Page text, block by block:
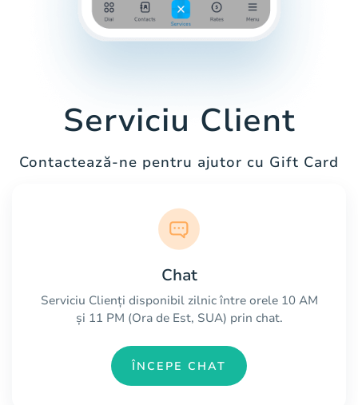
Serviciu Client
Contactează-ne pentru ajutor cu Gift Card
Chat
Serviciu Clienți disponibil zilnic între orele 10 AM
și 11 PM (Ora de Est, SUA) prin chat.
ÎNCEPE CHAT